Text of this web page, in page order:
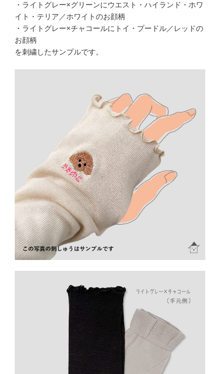
・ライトグレー×グリーンにウエスト・ハイランド・ホワ
イト・テリア／ホワイトのお顔柄
・ライトグレー×チャコールにトイ・プードル／レッドの
お顔柄
を刺繍したサンプルです。